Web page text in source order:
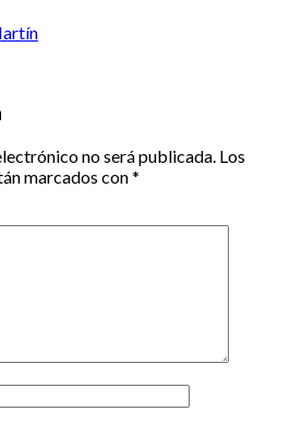
no será publicada. Los
marcados con*